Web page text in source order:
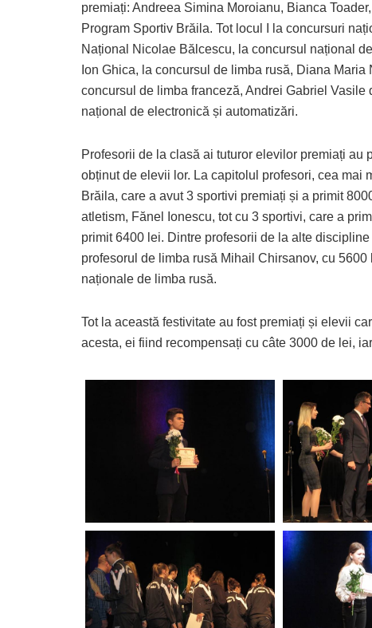
premiați: Andreea Simina Moroianu, Bianca
Program Sportiv Brăila. Tot locul I la concursuri
Național Nicolae Bălcescu, la concursul național
Ion Ghica, la concursul de limba rusă, Diana
concursul de limba franceză, Andrei Gabriel
național de electronică și automatizări.
Profesorii de la clasă ai tuturor elevilor premiați au
obținut de elevii lor. La capitolul profesori, cea mai
Brăila, care a avut 3 sportivi premiați și a primit
atletism, Fănel Ionescu, tot cu 3 sportivi, care a
primit 6400 lei. Dintre profesorii de la alte
profesorul de limba rusă Mihail Chirsanov, cu
naționale de limba rusă.
Tot la această festivitate au fost premiați și elevii
acesta, ei fiind recompensați cu câte 3000 de lei,